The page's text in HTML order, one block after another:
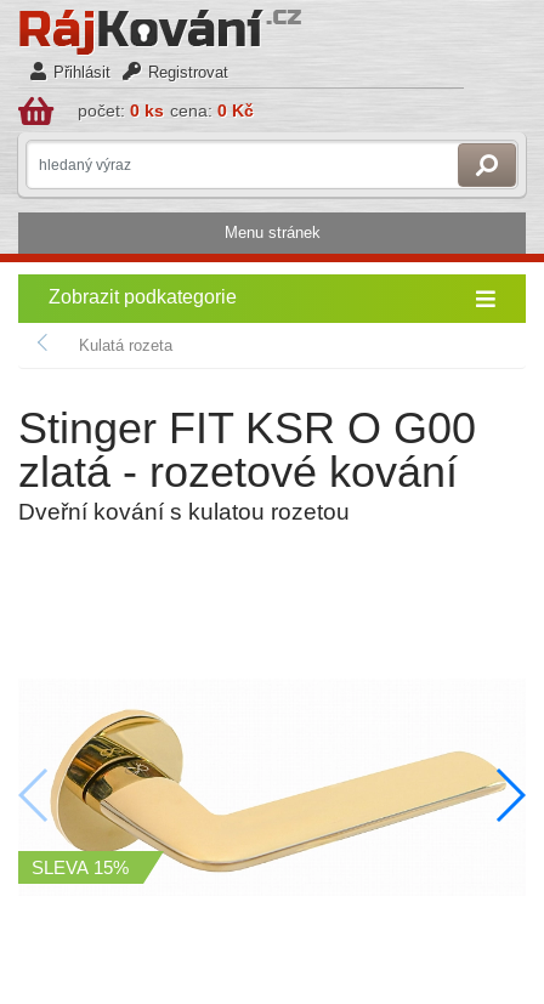
Přihlásit Registrovat
počet: 0 ks cena: 0 Kč
Menu stránek
Zobrazit podkategorie
Kulatá rozeta
Stinger FIT KSR O G00
zlatá - rozetové kování
Dveřní kování s kulatou rozetou
SLEVA 15%